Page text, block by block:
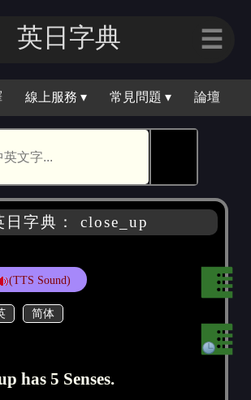
英日字典 ☰
線上服務 ▾ 常見問題 ▾ 論壇
日字典： close_up
(TTS Sound)
简体
has 5 Senses.